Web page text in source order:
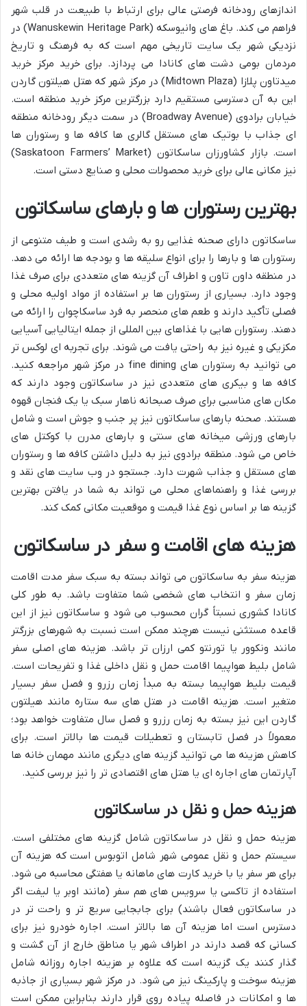
اندازهای رودخانه فرصتی عالی برای ارتباط با طبیعت در قلب شهر
فراهم می کند. باغ های وانیوسکه (Wanuskewin Heritage Park) در
نزدیکی شهر یک سایت تاریخی مهم است که به فرهنگ و تاریخ
مردمان بومی دشت های کانادا می پردازد. برای خرید مرکز خرید
میدتاون پلازا (Midtown Plaza) در مرکز شهر که هتل هیلتون گاردن
این به آن دسترسی مستقیم دارد بزرگترین مرکز خرید منطقه است.
خیابان برادوی (Broadway Avenue) در سمت دیگر رودخانه منطقه
ای جذاب با بوتیک های مستقل گالری ها کافه ها و رستوران ها
است. بازار کشاورزان ساسکاتون (Saskatoon Farmers’ Market)
نیز مکانی عالی برای خرید محصولات محلی و صنایع دستی است.
بهترین رستوران ها و بارهای ساسکاتون
ساسکاتون دارای صحنه غذایی رو به رشدی است و طیف متنوعی از
رستوران ها و بارها را برای انواع سلیقه ها و بودجه ها ارائه می دهد.
در منطقه داون تاون و اطراف آن گزینه های متعددی برای صرف غذا
وجود دارد. بسیاری از رستوران ها بر استفاده از مواد اولیه محلی و
فصلی تأکید دارند و طعم های منحصر به فرد ساسکاچوان را ارائه می
دهند. رستوران هایی با غذاهای بین المللی از جمله ایتالیایی آسیایی
مکزیکی و غیره نیز به راحتی یافت می شوند. برای تجربه ای لوکس تر
می توانید به رستوران های fine dining در مرکز شهر مراجعه کنید.
کافه ها و بیکری های متعددی نیز در ساسکاتون وجود دارند که
مکان های مناسبی برای صرف صبحانه ناهار سبک یا یک فنجان قهوه
هستند. صحنه بارهای ساسکاتون نیز پر جنب و جوش است و شامل
بارهای ورزشی میخانه های سنتی و بارهای مدرن با کوکتل های
خاص می شود. منطقه برادوی نیز به دلیل داشتن کافه ها و رستوران
های مستقل و جذاب شهرت دارد. جستجو در وب سایت های نقد و
بررسی غذا و راهنماهای محلی می تواند به شما در یافتن بهترین
گزینه ها بر اساس نوع غذا قیمت و موقعیت مکانی کمک کند.
هزینه های اقامت و سفر در ساسکاتون
هزینه سفر به ساسکاتون می تواند بسته به سبک سفر مدت اقامت
زمان سفر و انتخاب های شخصی شما متفاوت باشد. به طور کلی
کانادا کشوری نسبتاً گران محسوب می شود و ساسکاتون نیز از این
قاعده مستثنی نیست هرچند ممکن است نسبت به شهرهای بزرگتر
مانند ونکوور یا تورنتو کمی ارزان تر باشد. هزینه های اصلی سفر
شامل بلیط هواپیما اقامت حمل و نقل داخلی غذا و تفریحات است.
قیمت بلیط هواپیما بسته به مبدأ زمان رزرو و فصل سفر بسیار
متغیر است. هزینه اقامت در هتل های سه ستاره مانند هیلتون
گاردن این نیز بسته به زمان رزرو و فصل سال متفاوت خواهد بود؛
معمولاً در فصل تابستان و تعطیلات قیمت ها بالاتر است. برای
کاهش هزینه ها می توانید گزینه های دیگری مانند مهمان خانه ها
آپارتمان های اجاره ای یا هتل های اقتصادی تر را نیز بررسی کنید.
هزینه حمل و نقل در ساسکاتون
هزینه حمل و نقل در ساسکاتون شامل گزینه های مختلفی است.
سیستم حمل و نقل عمومی شهر شامل اتوبوس است که هزینه آن
برای هر سفر یا با خرید کارت های ماهانه یا هفتگی محاسبه می شود.
استفاده از تاکسی یا سرویس های هم سفر (مانند اوبر یا لیفت اگر
در ساسکاتون فعال باشند) برای جابجایی سریع تر و راحت تر در
دسترس است اما هزینه آن ها بالاتر است. اجاره خودرو نیز برای
کسانی که قصد دارند در اطراف شهر یا مناطق خارج از آن گشت و
گذار کنند یک گزینه است که علاوه بر هزینه اجاره روزانه شامل
هزینه سوخت و پارکینگ نیز می شود. در مرکز شهر بسیاری از جاذبه
ها و امکانات در فاصله پیاده روی قرار دارند بنابراین ممکن است